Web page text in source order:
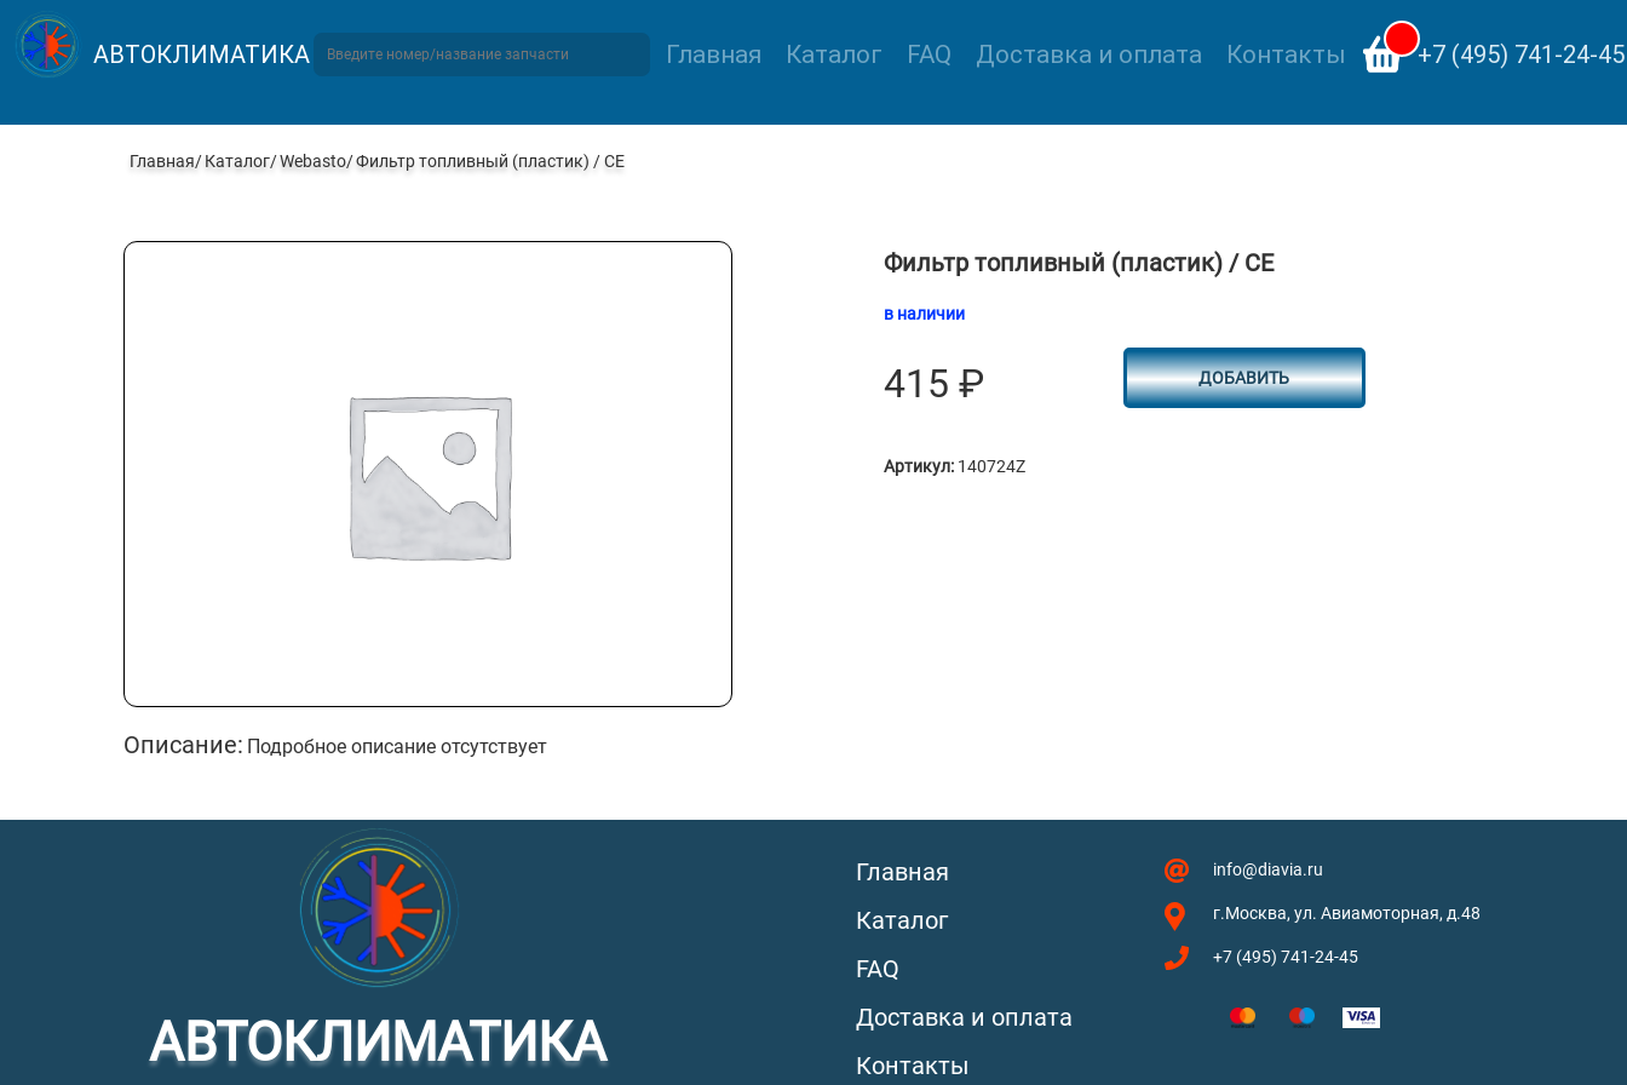
АВТОКЛИМАТИКА Главная Каталог FAQ Доставка и оплата Контакты +7 (495) 741-24-45
Главная Каталог Webasto Фильтр топливный (пластик) / СЕ
Фильтр топливный (пластик) / СЕ
в наличии
415 ₽ ДОБАВИТЬ
Артикул: 140724Z
Описание: Подробное описание отсутствует
АВТОКЛИМАТИКА
Главная
Каталог
FAQ
Доставка и оплата
Контакты
info@diavia.ru
г.Москва, ул. Авиамоторная, д.48
+7 (495) 741-24-45